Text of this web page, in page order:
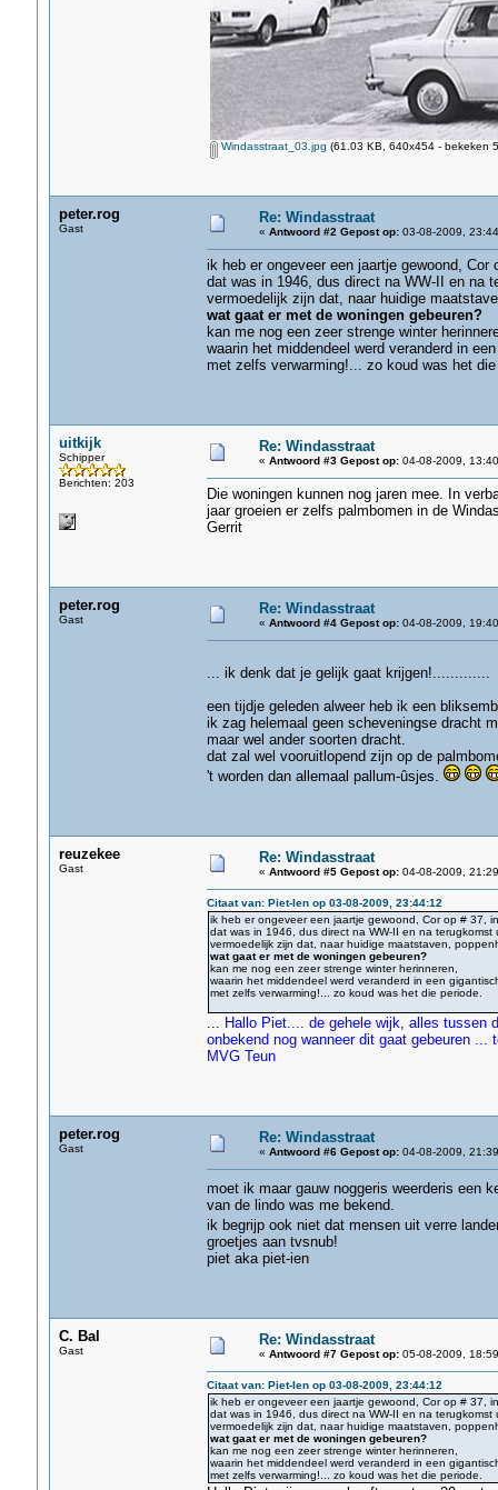
Windasstraat_03.jpg (61.03 KB, 640x454 - bekeken
peter.rog
Gast
Re: Windasstraat
« Antwoord #2 Gepost op:03-08-2009,
ik heb er ongeveer een jaartje gewoond, Cor
dat was in 1946, dus direct na WW-II en na
vermoedelijk zijn dat, naar huidige
wat gaat er met de woningen gebeuren?
kan me nog een zeer strenge winter
waarin het middendeel werd veranderd in
met zelfs verwarming!... zo koud was het die
uitkijk
Schipper
Berichten: 203
Re: Windasstraat
« Antwoord #3 Gepost op:04-08-2009,
Die woningen kunnen nog jaren mee. In
jaar groeien er zelfs palmbomen in de
Gerrit
peter.rog
Gast
Re: Windasstraat
« Antwoord #4 Gepost op:04-08-2009,
... ik denk dat je gelijk gaat krijgen!.............
een tijdje geleden alweer heb ik een
ik zag helemaal geen scheveningse dracht
maar wel ander soorten dracht.
dat zal wel vooruitlopend zijn op de
't worden dan allemaal pallum-ûsjes.
reuzekee
Gast
Re: Windasstraat
« Antwoord #5 Gepost op:04-08-2009,
Citaat van: Piet-Ien op 03-08-2009, 23:44:12
ik heb er ongeveer een jaartje gewoond, Cor op # 37,
dat was in 1946, dus direct na WW-II en na terugkomst
vermoedelijk zijn dat, naar huidige maatstaven,
wat gaat er met de woningen gebeuren?
kan me nog een zeer strenge winter herinneren,
waarin het middendeel werd veranderd in een
met zelfs verwarming!... zo koud was het die periode.
... Hallo Piet.... de gehele wijk, alles tussen
onbekend nog wanneer dit gaat gebeuren
MVG Teun
peter.rog
Gast
Re: Windasstraat
« Antwoord #6 Gepost op:04-08-2009,
moet ik maar gauw noggeris weerderis een
van de lindo was me bekend.
ik begrijp ook niet dat mensen uit verre
groetjes aan tvsnub!
piet aka piet-ien
C. Bal
Gast
Re: Windasstraat
« Antwoord #7 Gepost op:05-08-2009,
Citaat van: Piet-Ien op 03-08-2009, 23:44:12
ik heb er ongeveer een jaartje gewoond, Cor op # 37,
dat was in 1946, dus direct na WW-II en na terugkomst
vermoedelijk zijn dat, naar huidige maatstaven,
wat gaat er met de woningen gebeuren?
kan me nog een zeer strenge winter herinneren,
waarin het middendeel werd veranderd in een
met zelfs verwarming!... zo koud was het die periode.